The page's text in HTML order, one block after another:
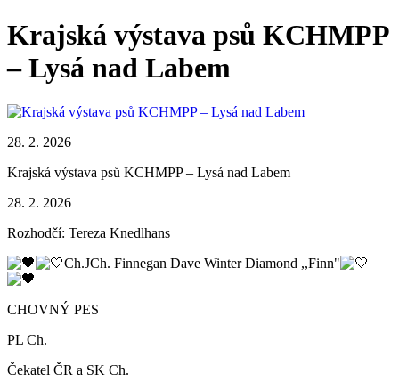
Krajská výstava psů KCHMPP
– Lysá nad Labem
28. 2. 2026
Krajská výstava psů KCHMPP – Lysá nad Labem
28. 2. 2026
Rozhodčí: Tereza Knedlhans
Ch.JCh. Finnegan Dave Winter Diamond ,,Finn"
CHOVNÝ PES
PL Ch.
Čekatel ČR a SK Ch.